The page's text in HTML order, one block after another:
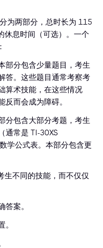
为两部分，总时长为 115
休息时间（可选）。一个
部分包含少量题目，考生
答。这些题目通常考察考
算术技能，在这些情况
而会成为障碍。
分包含大部分考题，考生
通常是 TI-30XS
学公式表。本部分包含更
生不同的技能，而不仅仅
案。